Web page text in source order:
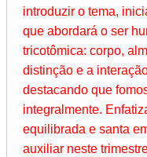
introduzir o tema,
que abordará o ser
tricotômica: corpo,
distinção e a
destacando que
integralmente.
equilibrada e santa
auxiliar neste